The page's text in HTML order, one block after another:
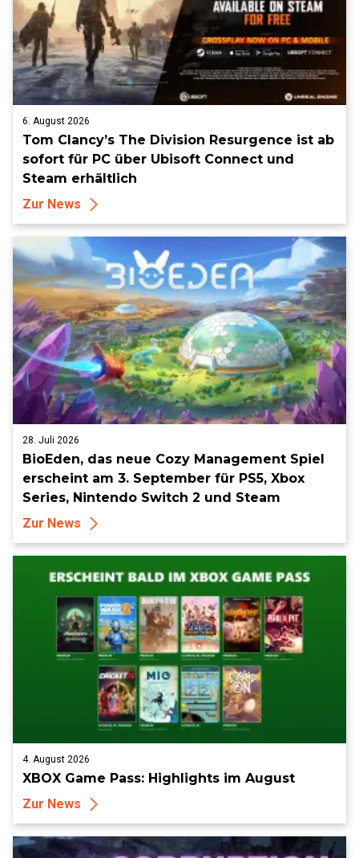
6. August 2026
Tom Clancy’s The Division Resurgence ist ab
sofort für PC über Ubisoft Connect und
Steam erhältlich
Zur News
28. Juli 2026
BioEden, das neue Cozy Management Spiel
erscheint am 3. September für PS5, Xbox
Series, Nintendo Switch 2 und Steam
Zur News
4. August 2026
XBOX Game Pass: Highlights im August
Zur News